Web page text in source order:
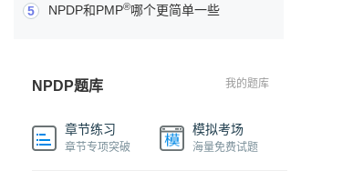
5 NPDP和PMP®哪个更简单一些
NPDP题库 我的题库
章节练习
章节专项突破
模拟考场
海量免费试题